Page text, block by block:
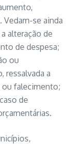
Vedam-se ainda
alteração de
de despesa;
ou
ressalvada a
ou falecimento;
de